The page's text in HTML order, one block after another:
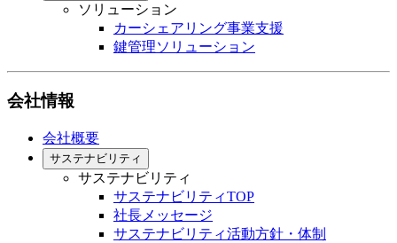
ソリューション
カーシェアリング事業支援
鍵管理ソリューション
会社情報
会社概要
サステナビリティ
サステナビリティ
サステナビリティTOP
社長メッセージ
サステナビリティ活動方針・体制